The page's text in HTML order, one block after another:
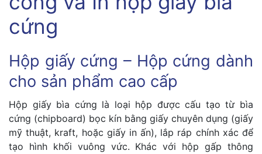
cứng
Hộp giấy cứng – Hộp cứng dành
cho sản phẩm cao cấp
Hộp giấy bìa cứng là loại hộp được cấu tạo từ bìa
cứng (chipboard) bọc kín bằng giấy chuyên dụng (giấy
mỹ thuật, kraft, hoặc giấy in ấn), lắp ráp chính xác để
tạo hình khối vuông vức. Khác với hộp gấp thông